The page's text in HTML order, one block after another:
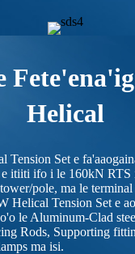
Helical
Tension Set e
itiiti ifo i le 160kN RTS
pole, ma le
Helical Tension Set e
le Aluminum-Clad
Rods, Supporting
ma isi.